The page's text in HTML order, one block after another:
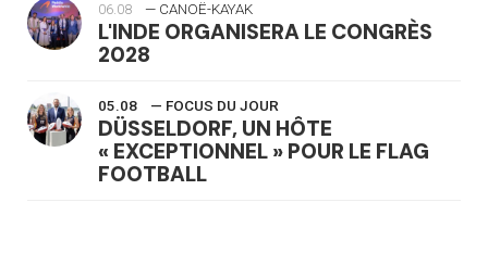
06.08 — CANOË-KAYAK
L'INDE ORGANISERA LE CONGRÈS
2028
05.08 — FOCUS DU JOUR
DÜSSELDORF, UN HÔTE
« EXCEPTIONNEL » POUR LE FLAG
FOOTBALL